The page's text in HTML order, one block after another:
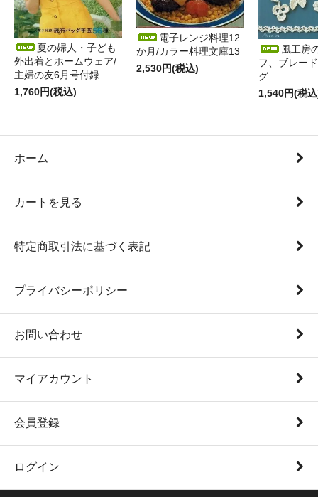
夏の婦人・子ども
外出着とホームウェア/
主婦の友6月号付録
1,760円(税込)
電子レンジ料理12
か月/カラー料理文庫13
2,530円(税込)
風工房
フ、ブレー
グ
1,540円(税
ホーム
カートを見る
特定商取引法に基づく表記
プライバシーポリシー
お問い合わせ
マイアカウント
会員登録
ログイン